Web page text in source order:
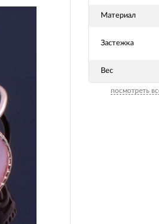
Материал
Застежка
Вес
посмотреть